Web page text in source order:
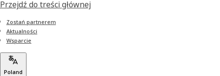
Przejdź do treści głównej
Zostań partnerem
Aktualności
Wsparcie
Poland